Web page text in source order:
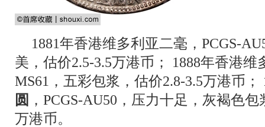
1881年香港维多利亚二毫，PCGS-
美，估价2.5-3.5万港币； 1888年香港维
MS61，五彩包浆，估价2.8-3.5万港币；
圆 ，PCGS-AU50，压力十足，灰褐色
万港币。